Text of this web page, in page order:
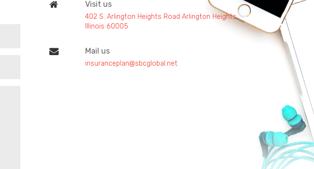
Visit us
402 S. Arlington Heights Road Arlington Heights,
Illinois 60005
Mail us
insuranceplan@sbcglobal.net